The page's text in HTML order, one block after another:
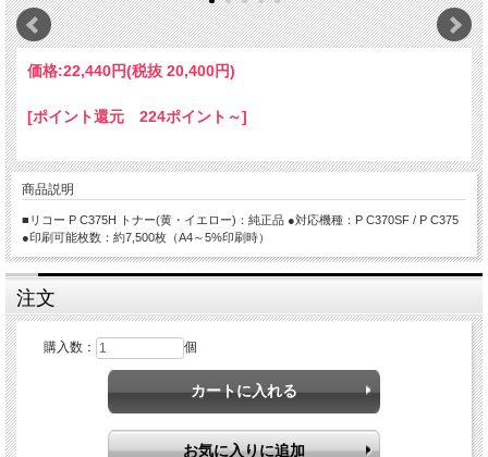
価格:22,440円(税抜 20,400円)
[ポイント還元 224ポイント～]
商品説明
■リコー P C375H トナー(黄・イエロー)：純正品 ●対応機種：P C370SF / P C375
●印刷可能枚数：約7,500枚（A4～5%印刷時）
注文
購入数： 個